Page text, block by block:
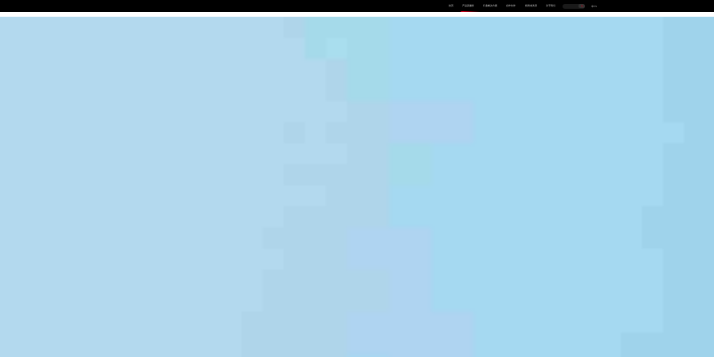
首页 产品及服务 行业解决方案 合作伙伴 投资者关系 关于我们 中EN